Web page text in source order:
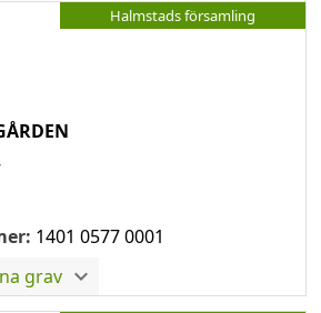
Halmstads församling
1401 0577 0001
grav